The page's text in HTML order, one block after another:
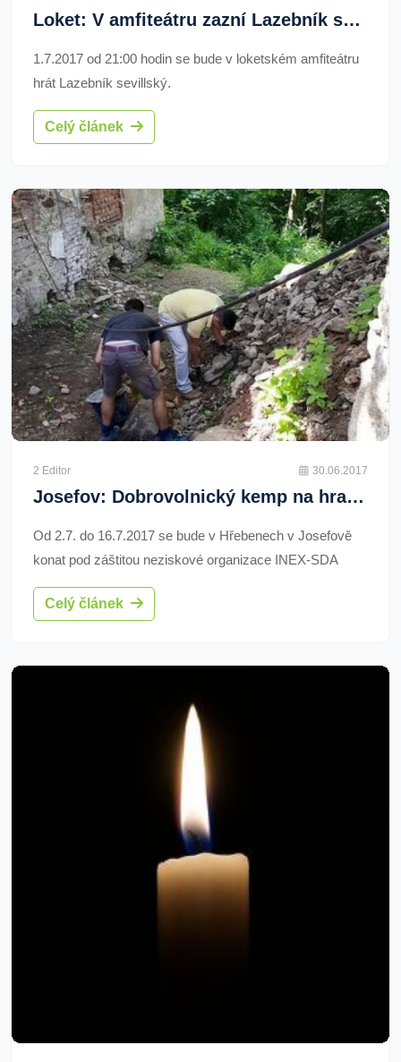
Loket: V amfiteátru zazní Lazebník sevillský
1.7.2017 od 21:00 hodin se bude v loketském amfiteátru
hrát Lazebník sevillský.
Celý článek
2 Editor 30.06.2017
Josefov: Dobrovolnický kemp na hradě Hartenberg
Od 2.7. do 16.7.2017 se bude v Hřebenech v Josefově
konat pod záštitou neziskové organizace INEX-SDA
každoroční dobrovolnický kemp. Ve spolupráci se
spolkem Hartenberg z.s. se skupina dobrovolníků z
Celý článek